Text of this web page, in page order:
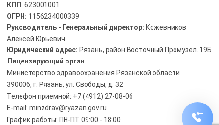
КПП: 623001001
ОГРН: 1156234000339
Руководитель - Генеральный директор: Кожевников
Алексей Юрьевич
Юридический адрес: Рязань, район Восточный Промузел, 19Б
Лицензирующий орган
Министерство здравоохранения Рязанской области
390006, г. Рязань, ул. Свободы, д. 32
Телефон приемной: +7 (4912) 27-08-06
E-mail: minzdrav@ryazan.gov.ru
График работы: ПН-ПТ 09:00 - 18:00